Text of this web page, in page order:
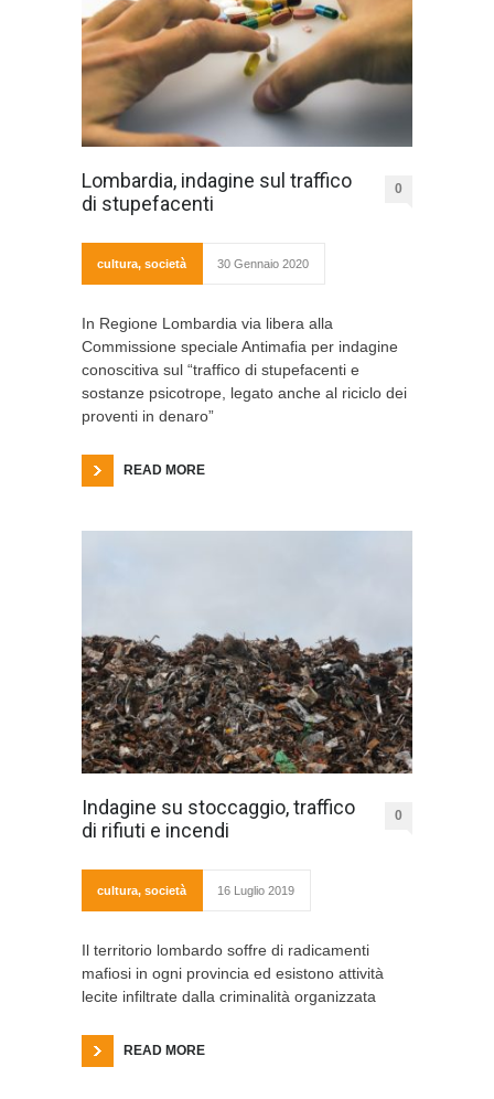
Lombardia, indagine sul traffico
di stupefacenti
0
cultura, società 30 Gennaio 2020
In Regione Lombardia via libera alla
Commissione speciale Antimafia per indagine
conoscitiva sul “traffico di stupefacenti e
sostanze psicotrope, legato anche al riciclo dei
proventi in denaro”
READ MORE
Indagine su stoccaggio, traffico
di rifiuti e incendi
0
cultura, società 16 Luglio 2019
Il territorio lombardo soffre di radicamenti
mafiosi in ogni provincia ed esistono attività
lecite infiltrate dalla criminalità organizzata
READ MORE